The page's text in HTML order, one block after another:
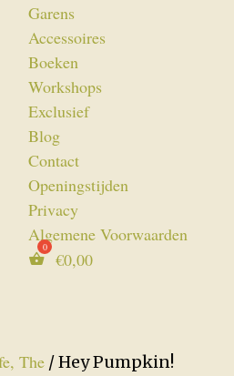
Garens
Accessoires
Boeken
Workshops
Exclusief
Blog
Contact
Openingstijden
Privacy
Algemene Voorwaarden
€0,00
The / Hey Pumpkin!